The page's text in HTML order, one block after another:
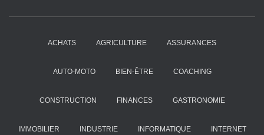
ACHATS AGRICULTURE ASSURANCES
AUTO-MOTO BIEN-ÊTRE COACHING
CONSTRUCTION FINANCES GASTRONOMIE
IMMOBILIER INDUSTRIE INFORMATIQUE INTERNET